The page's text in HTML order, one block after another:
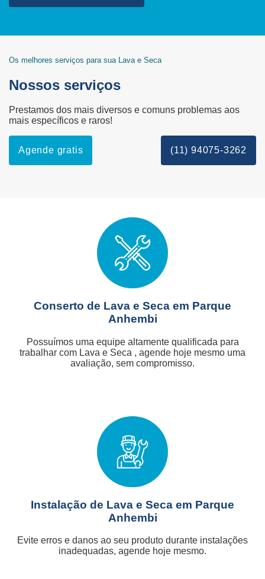
Os melhores serviços para sua Lava e Seca
Nossos serviços
Prestamos dos mais diversos e comuns problemas aos
mais específicos e raros!
Agende gratis (11) 94075-3262
Conserto de Lava e Seca em Parque
Anhembi
Possuímos uma equipe altamente qualificada para
trabalhar com Lava e Seca , agende hoje mesmo uma
avaliação, sem compromisso.
Instalação de Lava e Seca em Parque
Anhembi
Evite erros e danos ao seu produto durante instalações
inadequadas, agende hoje mesmo.